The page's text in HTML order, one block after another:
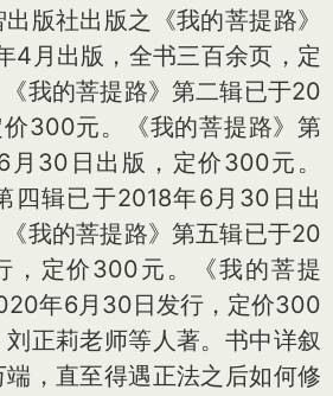
社出版之《我的菩提路》
4月出版，全书三百余页，定
我的菩提路》第二辑已于20
300元。《我的菩提路》第
月30日出版，定价300元。
四辑已于2018年6月30日出
我的菩提路》第五辑已于20
，定价300元。《我的菩提
年6月30日发行，定价300
正莉老师等人著。书中详叙
，直至得遇正法之后如何修